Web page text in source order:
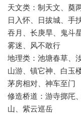
天文类：制天文、奠
日入怀、日拔城、手
吞月、长庚旱、鬼斗
雾迷、风不敢行
地理类：池塘春草、
山游、镇它神、白玉
茅房相对、神车至门
修造桥道：游寺掷厇
山、紫云巡岳